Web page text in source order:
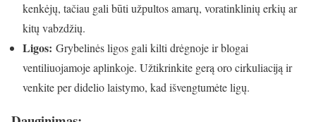
kenkėjų, tačiau gali būti užpultos amarų, voratinklinių erkių ar
kitų vabzdžių.
Ligos: Grybelinės ligos gali kilti drėgnoje ir blogai
ventiliuojamoje aplinkoje. Užtikrinkite gerą oro cirkuliaciją ir
venkite per didelio laistymo, kad išvengtumėte ligų.